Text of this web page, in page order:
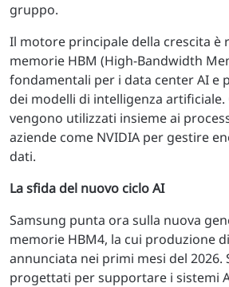
gruppo.
Il motore principale della crescita è
memorie HBM (High-Bandwidth
fondamentali per i data center AI e
dei modelli di intelligenza
vengono utilizzati insieme ai
aziende come NVIDIA per gestire
dati.
La sfida del nuovo ciclo AI
Samsung punta ora sulla nuova
memorie HBM4, la cui produzione
annunciata nei primi mesi del 2026.
progettati per supportare i sistemi